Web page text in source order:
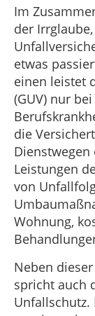
Im
der
etwas
einen leistet
(GUV) nur
die
Leistungen
von
Wohnung,
Neben
spricht auch